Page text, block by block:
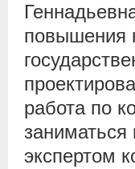
повышения
работа по
заниматься
экспертом